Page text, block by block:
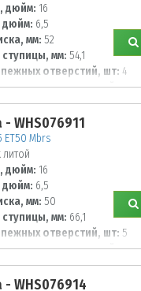
дюйм: 16
дюйм: 6,5
мм: 52
мм: 54,1
отверстий, шт: 4
отверстий, мм:
WHS076911
ET50 Mbrs
литой
дюйм: 16
дюйм: 6,5
мм: 50
мм: 66,1
отверстий, шт: 5
отверстий, мм:
WHS076914